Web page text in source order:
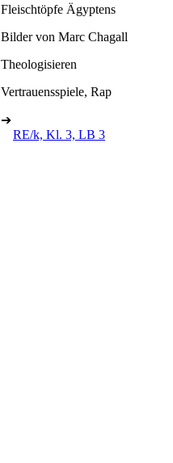
Fleischtöpfe Ägyptens
Bilder von Marc Chagall
Theologisieren
Vertrauensspiele, Rap
➔
RE/k, Kl. 3, LB 3